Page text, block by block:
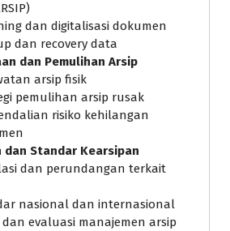
dan digitalisasi dokumen
dan recovery data
dan Pemulihan Arsip
arsip fisik
pemulihan arsip rusak
risiko kehilangan
dan Standar Kearsipan
dan perundangan terkait
nasional dan internasional
evaluasi manajemen arsip